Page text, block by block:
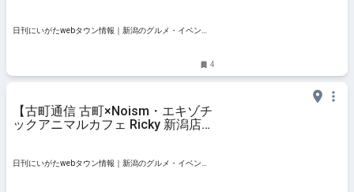
日刊にいがたwebタウン情報｜新潟のグルメ・イベン
4
【古町通信 古町×Noism・エキゾチ
ックアニマルカフェ Ricky 新潟店】
日刊にいがたwebタウン情報｜新潟のグルメ・イベン